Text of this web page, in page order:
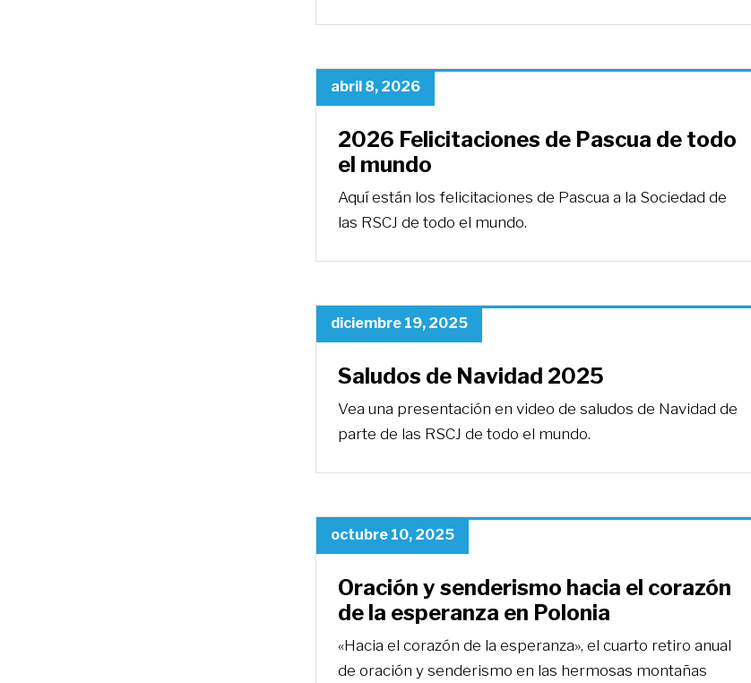
abril 8, 2026
2026 Felicitaciones de Pascua de todo
el mundo
Aquí están los felicitaciones de Pascua a la Sociedad de
las RSCJ de todo el mundo.
diciembre 19, 2025
Saludos de Navidad 2025
Vea una presentación en video de saludos de Navidad de
parte de las RSCJ de todo el mundo.
octubre 10, 2025
Oración y senderismo hacia el corazón
de la esperanza en Polonia
«Hacia el corazón de la esperanza», el cuarto retiro anual
de oración y senderismo en las hermosas montañas